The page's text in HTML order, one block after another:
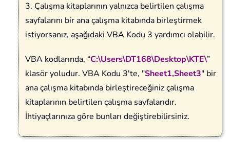
3. Çalışma kitaplarının yalnızca belirtilen çalışma
sayfalarını bir ana çalışma kitabında birleştirmek
istiyorsanız, aşağıdaki VBA Kodu 3 yardımcı olabilir.
VBA kodlarında, “C:\Users\DT168\Desktop\KTE\”
klasör yoludur. VBA Kodu 3'te, "Sheet1,Sheet3" bir
ana çalışma kitabında birleştireceğiniz çalışma
kitaplarının belirtilen çalışma sayfalarıdır.
İhtiyaçlarınıza göre bunları değiştirebilirsiniz.